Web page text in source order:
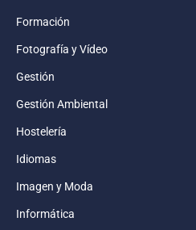
Formación
Fotografía y Vídeo
Gestión
Gestión Ambiental
Hostelería
Idiomas
Imagen y Moda
Informática